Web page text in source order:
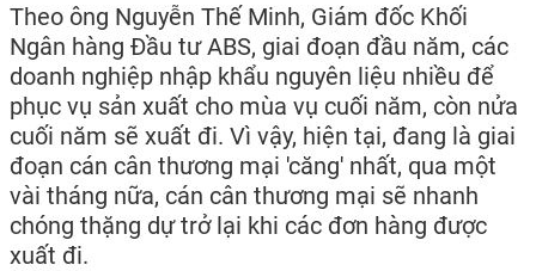
Theo ông Nguyễn Thế Minh, Giám đốc Khối
Ngân hàng Đầu tư ABS, giai đoạn đầu năm, các
doanh nghiệp nhập khẩu nguyên liệu nhiều để
phục vụ sản xuất cho mùa vụ cuối năm, còn nửa
cuối năm sẽ xuất đi. Vì vậy, hiện tại, đang là giai
đoạn cán cân thương mại 'căng' nhất, qua một
vài tháng nữa, cán cân thương mại sẽ nhanh
chóng thặng dự trở lại khi các đơn hàng được
xuất đi.